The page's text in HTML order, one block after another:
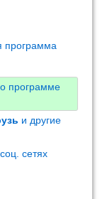
программа
программе
и другие
сетях